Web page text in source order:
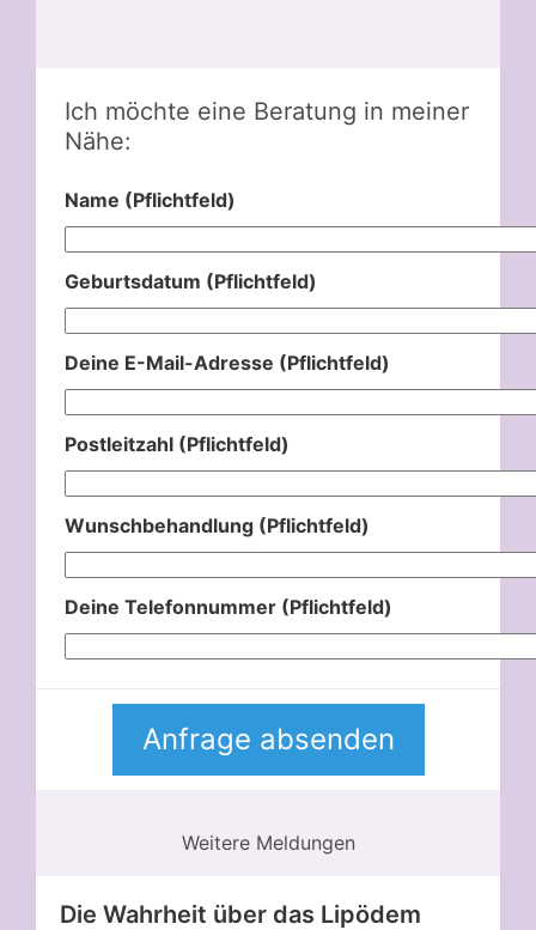
Ich möchte eine Beratung in meiner
Nähe:
Name (Pflichtfeld)
Geburtsdatum (Pflichtfeld)
Deine E-Mail-Adresse (Pflichtfeld)
Postleitzahl (Pflichtfeld)
Wunschbehandlung (Pflichtfeld)
Deine Telefonnummer (Pflichtfeld)
Weitere Meldungen
Die Wahrheit über das Lipödem